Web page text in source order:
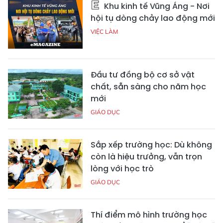
Khu kinh tế Vũng Áng - Nơi
hội tụ dòng chảy lao động mới
VIỆC LÀM
Đầu tư đồng bộ cơ sở vật
chất, sẵn sàng cho năm học
mới
GIÁO DỤC
Sắp xếp trường học: Dù không
còn là hiệu trưởng, vẫn trọn
lòng với học trò
GIÁO DỤC
Thí điểm mô hình trường học